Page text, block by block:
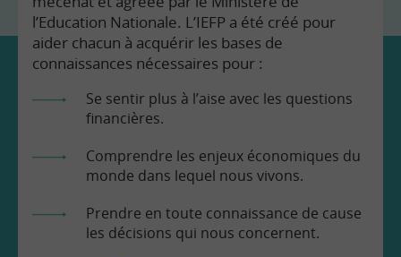
l’Education Nationale. L’IEFP a été créé pour
aider chacun à acquérir les bases de
connaissances nécessaires pour :
Se sentir plus à l’aise avec les questions
financières.
Comprendre les enjeux économiques du
monde dans lequel nous vivons.
Prendre en toute connaissance de cause
les décisions qui nous concernent.